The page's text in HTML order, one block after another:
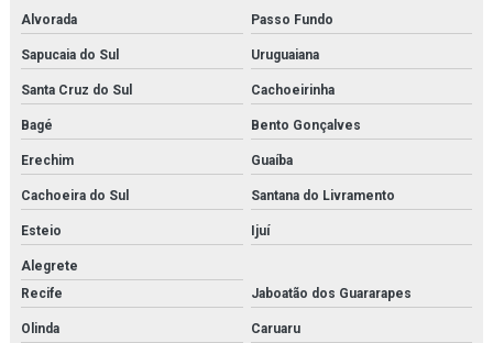
Montagem de tubulações
Montagem de tubulações em rio de janeiro
Montagens industriais em rio de janeiro
Montagens industriais em rj
Montagens e manutenção industrial
Motor de pistão
Núcleo secador
Alvorada Passo Fundo
Sapucaia do Sul Uruguaiana
Santa Cruz do Sul Cachoeirinha
Bagé Bento Gonçalves
Erechim Guaíba
Cachoeira do Sul Santana do Livramento
Esteio Ijuí
Alegrete
Recife
Jaboatão dos Guararapes
Olinda Caruaru